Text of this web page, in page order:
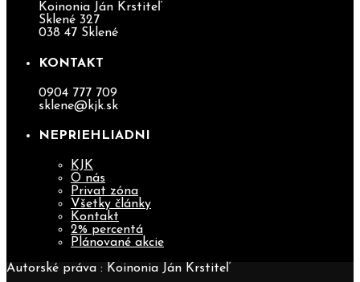
Koinonia Ján Krstiteľ
Sklené 327
038 47 Sklené
KONTAKT
0904 777 709
sklene@kjk.sk
NEPRIEHLIADNI
KJK
O nás
Privat zóna
Všetky články
Kontakt
2% percentá
Plánované akcie
Autorské práva : Koinonia Ján Krstiteľ